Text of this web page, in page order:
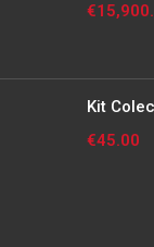
€
Kit
€45.00